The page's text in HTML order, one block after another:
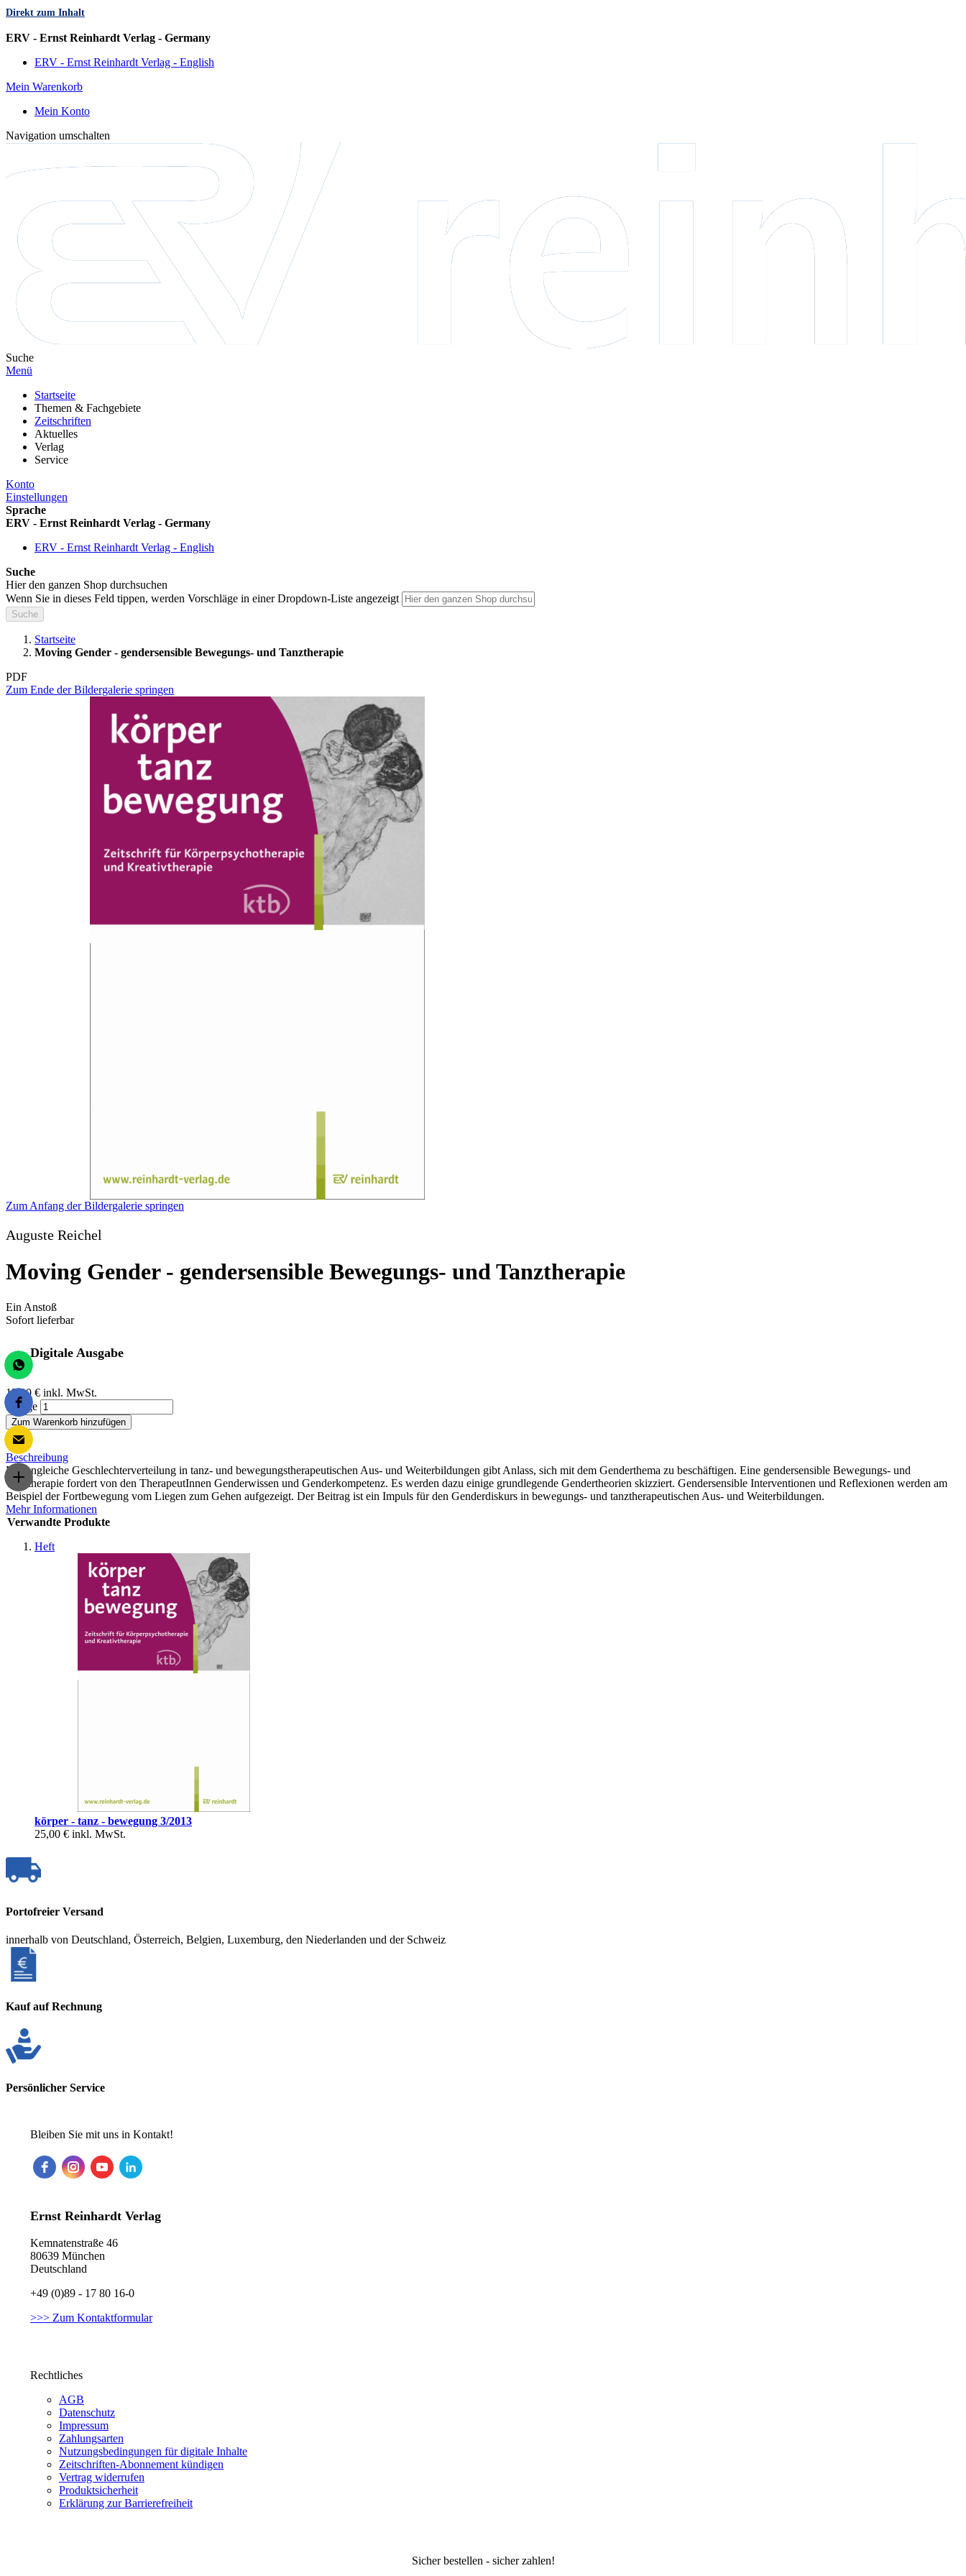
Direkt zum Inhalt
ERV - Ernst Reinhardt Verlag - Germany
ERV - Ernst Reinhardt Verlag - English
Mein Warenkorb
Mein Konto
Navigation umschalten
Suche
Menü
Startseite
Themen & Fachgebiete
Zeitschriften
Aktuelles
Verlag
Service
Konto
Einstellungen
Sprache
ERV - Ernst Reinhardt Verlag - Germany
ERV - Ernst Reinhardt Verlag - English
Suche
Hier den ganzen Shop durchsuchen
Wenn Sie in dieses Feld tippen, werden Vorschläge in einer Dropdown-Liste angezeigt
Suche
Startseite
Moving Gender - gendersensible Bewegungs- und Tanztherapie
PDF
Zum Ende der Bildergalerie springen
Zum Anfang der Bildergalerie springen
Auguste Reichel
Moving Gender - gendersensible Bewegungs- und Tanztherapie
Ein Anstoß
Sofort lieferbar
Digitale Ausgabe
15,00 € inkl. MwSt.
Menge
Zum Warenkorb hinzufügen
Beschreibung
Die ungleiche Geschlechterverteilung in tanz- und bewegungstherapeutischen Aus- und Weiterbildungen gibt Anlass, sich mit dem Genderthema zu beschäftigen. Eine gendersensible Bewegungs- und
Tanztherapie fordert von den TherapeutInnen Genderwissen und Genderkompetenz. Es werden dazu einige grundlegende Gendertheorien skizziert. Gendersensible Interventionen und Reflexionen werden am
Beispiel der Fortbewegung vom Liegen zum Gehen aufgezeigt. Der Beitrag ist ein Impuls für den Genderdiskurs in bewegungs- und tanztherapeutischen Aus- und Weiterbildungen.
Mehr Informationen
Verwandte Produkte
Heft
körper - tanz - bewegung 3/2013
25,00 € inkl. MwSt.
Portofreier Versand
innerhalb von Deutschland, Österreich, Belgien, Luxemburg, den Niederlanden und der Schweiz
Kauf auf Rechnung
Persönlicher Service
Bleiben Sie mit uns in Kontakt!
Ernst Reinhardt Verlag
Kemnatenstraße 46
80639 München
Deutschland
+49 (0)89 - 17 80 16-0
>>> Zum Kontaktformular
Rechtliches
AGB
Datenschutz
Impressum
Zahlungsarten
Nutzungsbedingungen für digitale Inhalte
Zeitschriften-Abonnement kündigen
Vertrag widerrufen
Produktsicherheit
Erklärung zur Barrierefreiheit
Sicher bestellen - sicher zahlen!